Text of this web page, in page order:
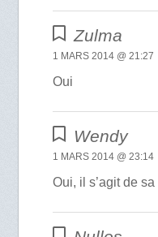
Zulma
1 MARS 2014 @ 21:27
Oui
Wendy
1 MARS 2014 @ 23:14
Oui, il s’agit de